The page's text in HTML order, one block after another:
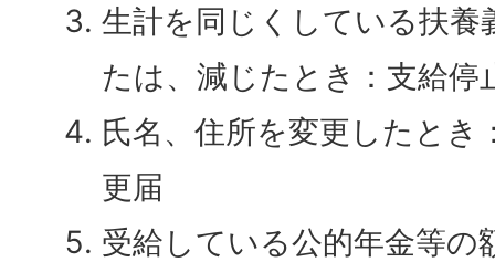
生計を同じくしている扶養
たは、減じたとき：支給停
氏名、住所を変更したとき
更届
受給している公的年金等の